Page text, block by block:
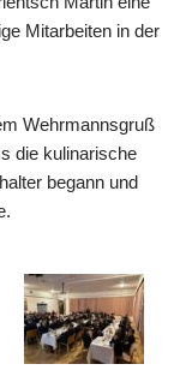
Mitarbeiten in der
Wehrmannsgruß
die kulinarische
begann und